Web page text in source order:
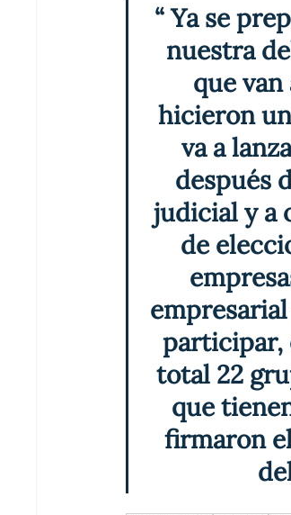
“ Ya se
nuestra
que
hicieron
va a
después
judicial y a
de
participar,
total 22
que
firmaron